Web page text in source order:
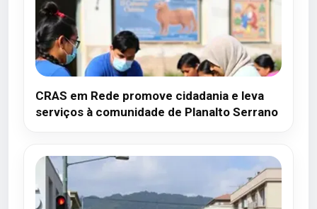
CRAS em Rede promove cidadania e leva
serviços à comunidade de Planalto Serrano